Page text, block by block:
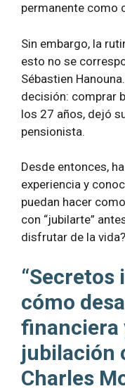
permanente como
Sin embargo, la
esto no se
Sébastien
decisión: comprar
los 27 años, dejó
pensionista.
Desde entonces,
experiencia y
puedan hacer
con “jubilarte”
disfrutar de la vida?
cómo
financiera
jubilación
Charles